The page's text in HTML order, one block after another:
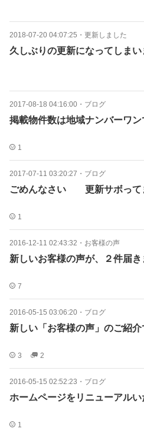
2018-07-20 04:07:25 ・ 更新しました
久しぶりの更新になってしま
2017-08-18 04:16:00 ・ ブログ
掲載物件数は地域ナンバーワン
1
2017-07-11 03:20:27 ・ ブログ
ごめんなさい 更新サボって
1
2016-12-11 02:43:32 ・ お客様の声
新しいお客様の声が、２件届き
7
2016-05-15 03:06:20 ・ ブログ
新しい「お客様の声」のご紹介
3 2
2016-05-15 02:52:23 ・ ブログ
ホームページをリニューアルい
1